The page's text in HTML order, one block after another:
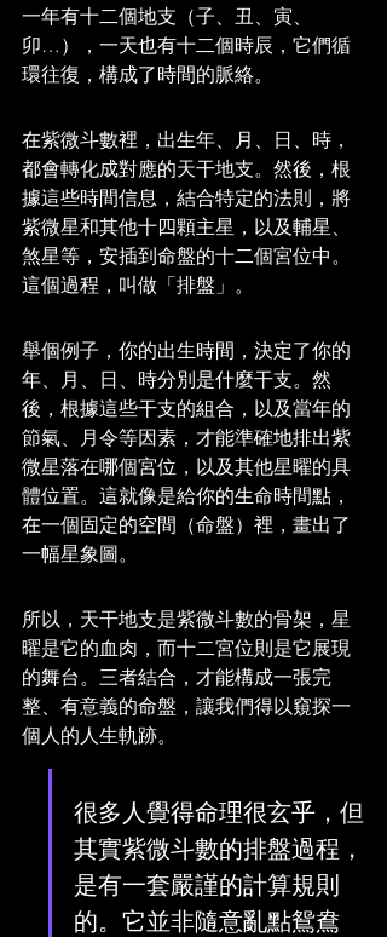
一年有十二個地支（子、丑、寅、
卯…），一天也有十二個時辰，它們循
環往復，構成了時間的脈絡。
在紫微斗數裡，出生年、月、日、時，
都會轉化成對應的天干地支。然後，根
據這些時間信息，結合特定的法則，將
紫微星和其他十四顆主星，以及輔星、
煞星等，安插到命盤的十二個宮位中。
這個過程，叫做「排盤」。
舉個例子，你的出生時間，決定了你的
年、月、日、時分別是什麼干支。然
後，根據這些干支的組合，以及當年的
節氣、月令等因素，才能準確地排出紫
微星落在哪個宮位，以及其他星曜的具
體位置。這就像是給你的生命時間點，
在一個固定的空間（命盤）裡，畫出了
一幅星象圖。
所以，天干地支是紫微斗數的骨架，星
曜是它的血肉，而十二宮位則是它展現
的舞台。三者結合，才能構成一張完
整、有意義的命盤，讓我們得以窺探一
個人的人生軌跡。
很多人覺得命理很玄乎，但
其實紫微斗數的排盤過程，
是有一套嚴謹的計算規則
的。它並非隨意亂點鴛鴦